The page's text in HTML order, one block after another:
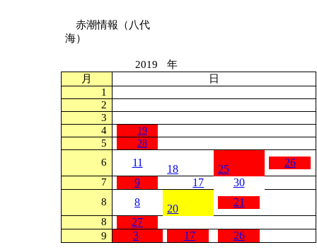
赤潮情報（八代
海）
2019
年
月
日
1
2
3
4
19
5 28
6 11
18 25
26
7 9 17 30
8 8
20
21
8 27
9 3 17 26